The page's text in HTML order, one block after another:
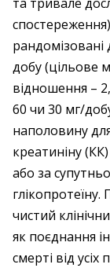
добу (цільове
відношення –
60 чи 30 мг/
наполовину
креатиніну
або за
чистий
як поєднання
смерті від усіх